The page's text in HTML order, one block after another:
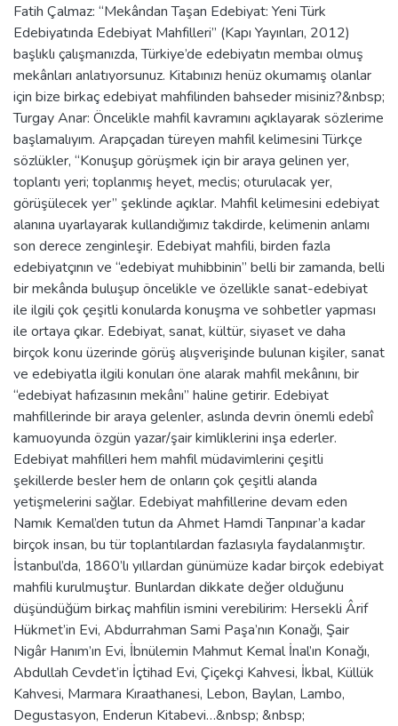
Fatih Çalmaz: “Mekândan Taşan Edebiyat: Yeni Türk
Edebiyatında Edebiyat Mahfilleri” (Kapı Yayınları, 2012)
başlıklı çalışmanızda, Türkiye’de edebiyatın membaı olmuş
mekânları anlatıyorsunuz. Kitabınızı henüz okumamış olanlar
için bize birkaç edebiyat mahfilinden bahseder misiniz?&nbsp;
Turgay Anar: Öncelikle mahfil kavramını açıklayarak sözlerime
başlamalıyım. Arapçadan türeyen mahfil kelimesini Türkçe
sözlükler, “Konuşup görüşmek için bir araya gelinen yer,
toplantı yeri; toplanmış heyet, meclis; oturulacak yer,
görüşülecek yer” şeklinde açıklar. Mahfil kelimesini edebiyat
alanına uyarlayarak kullandığımız takdirde, kelimenin anlamı
son derece zenginleşir. Edebiyat mahfili, birden fazla
edebiyatçının ve “edebiyat muhibbinin” belli bir zamanda, belli
bir mekânda buluşup öncelikle ve özellikle sanat-edebiyat
ile ilgili çok çeşitli konularda konuşma ve sohbetler yapması
ile ortaya çıkar. Edebiyat, sanat, kültür, siyaset ve daha
birçok konu üzerinde görüş alışverişinde bulunan kişiler, sanat
ve edebiyatla ilgili konuları öne alarak mahfil mekânını, bir
“edebiyat hafızasının mekânı” haline getirir. Edebiyat
mahfillerinde bir araya gelenler, aslında devrin önemli edebî
kamuoyunda özgün yazar/şair kimliklerini inşa ederler.
Edebiyat mahfilleri hem mahfil müdavimlerini çeşitli
şekillerde besler hem de onların çok çeşitli alanda
yetişmelerini sağlar. Edebiyat mahfillerine devam eden
Namık Kemal’den tutun da Ahmet Hamdi Tanpınar’a kadar
birçok insan, bu tür toplantılardan fazlasıyla faydalanmıştır.
İstanbul’da, 1860’lı yıllardan günümüze kadar birçok edebiyat
mahfili kurulmuştur. Bunlardan dikkate değer olduğunu
düşündüğüm birkaç mahfilin ismini verebilirim: Hersekli Ârif
Hükmet’in Evi, Abdurrahman Sami Paşa’nın Konağı, Şair
Nigâr Hanım’ın Evi, İbnülemin Mahmut Kemal İnal’ın Konağı,
Abdullah Cevdet’in İçtihad Evi, Çiçekçi Kahvesi, İkbal, Küllük
Kahvesi, Marmara Kıraathanesi, Lebon, Baylan, Lambo,
Degustasyon, Enderun Kitabevi…&nbsp; &nbsp;